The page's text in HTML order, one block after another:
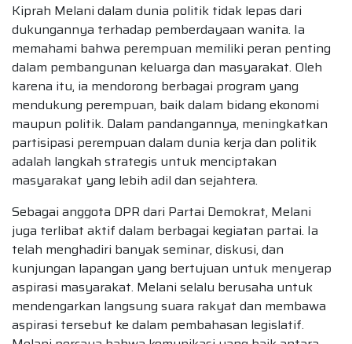
Kiprah Melani dalam dunia politik tidak lepas dari
dukungannya terhadap pemberdayaan wanita. Ia
memahami bahwa perempuan memiliki peran penting
dalam pembangunan keluarga dan masyarakat. Oleh
karena itu, ia mendorong berbagai program yang
mendukung perempuan, baik dalam bidang ekonomi
maupun politik. Dalam pandangannya, meningkatkan
partisipasi perempuan dalam dunia kerja dan politik
adalah langkah strategis untuk menciptakan
masyarakat yang lebih adil dan sejahtera.
Sebagai anggota DPR dari Partai Demokrat, Melani
juga terlibat aktif dalam berbagai kegiatan partai. Ia
telah menghadiri banyak seminar, diskusi, dan
kunjungan lapangan yang bertujuan untuk menyerap
aspirasi masyarakat. Melani selalu berusaha untuk
mendengarkan langsung suara rakyat dan membawa
aspirasi tersebut ke dalam pembahasan legislatif.